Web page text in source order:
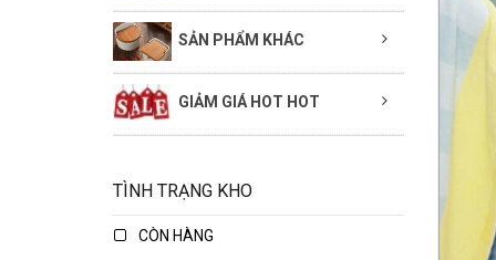
SẢN PHẨM KHÁC
GIẢM GIÁ HOT HOT
TÌNH TRẠNG KHO
CÒN HÀNG